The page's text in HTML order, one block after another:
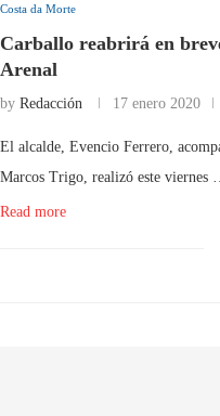
Costa da Morte
Carballo reabrirá en
Arenal
by Redacción 17 enero 2020
El alcalde, Evencio Ferrero,
Marcos Trigo, realizó este viernes …
Read more